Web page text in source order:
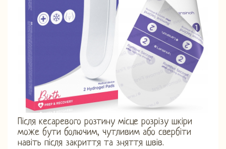
Після кесаревого розтину місце розрізу шкіри
може бути болючим, чутливим або свербіти
навіть після закриття та зняття швів.